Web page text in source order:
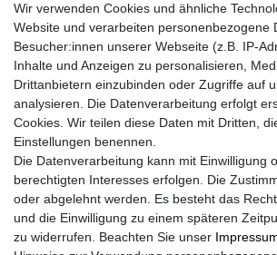
Kontakt
Retouren
Widerrufsrecht
Widerrufs­formular
Impressum
Daten­schutz­erklärung
AGB
Größentabelle
Kataloge
Barrierefreiheitserklärung
Sicherheitsinformationen
Wir verwenden Cookies und ähnliche
Website und verarbeiten personenbezogene
Besucher:innen unserer Webseite (z.B. IP-
Inhalte und Anzeigen zu personalisieren,
Drittanbietern einzubinden oder Zugriffe auf
analysieren. Die Datenverarbeitung erfolgt
Cookies. Wir teilen diese Daten mit Dritten,
Einstellungen benennen.
Die Datenverarbeitung kann mit Einwilligung
berechtigten Interesses erfolgen. Die
oder abgelehnt werden. Es besteht das
und die Einwilligung zu einem späteren
zu widerrufen. Beachten Sie unser